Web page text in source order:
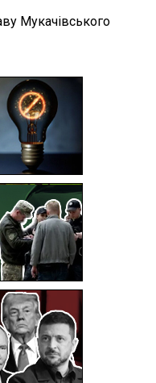
Мукачівського